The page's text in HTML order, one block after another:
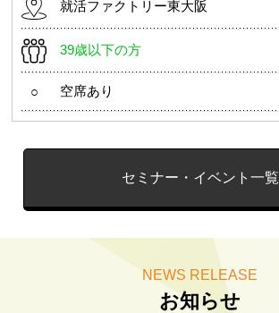
就活ファクトリー東大阪
39歳以下の方
○ 空席あり
セミナー・イベント一覧
NEWS RELEASE
お知らせ